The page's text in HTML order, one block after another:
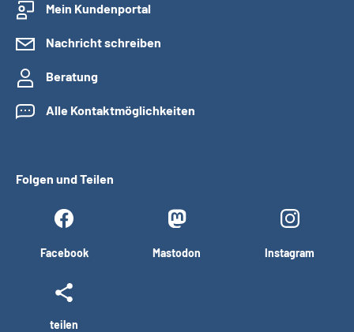
Mein Kundenportal
Nachricht schreiben
Beratung
Alle Kontaktmöglichkeiten
Folgen und Teilen
Facebook Mastodon Instagram
teilen